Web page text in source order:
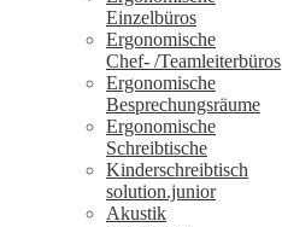
Einzelbüros
Ergonomische
Chef- /Teamleiterbüros
Ergonomische
Besprechungsräume
Ergonomische
Schreibtische
Kinderschreibtisch
solution.junior
Akustik